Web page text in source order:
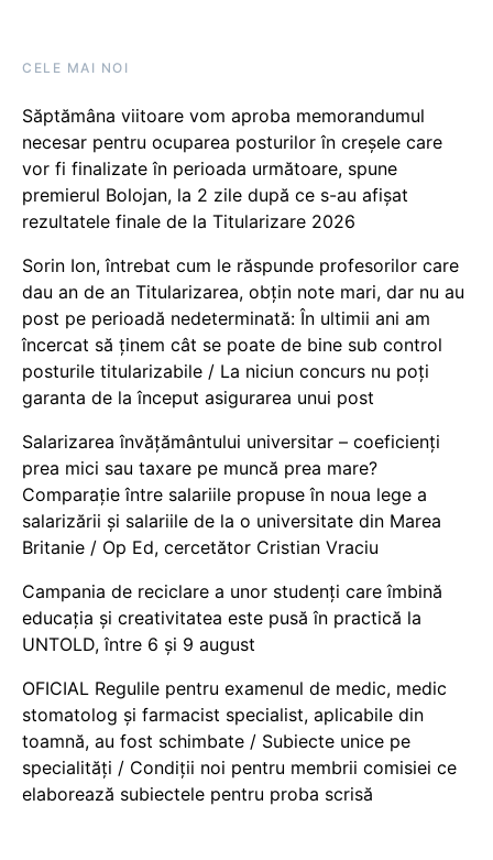
CELE MAI NOI
Săptămâna viitoare vom aproba memorandumul
necesar pentru ocuparea posturilor în creșele care
vor fi finalizate în perioada următoare, spune
premierul Bolojan, la 2 zile după ce s-au afișat
rezultatele finale de la Titularizare 2026
Sorin Ion, întrebat cum le răspunde profesorilor care
dau an de an Titularizarea, obțin note mari, dar nu au
post pe perioadă nedeterminată: În ultimii ani am
încercat să ținem cât se poate de bine sub control
posturile titularizabile / La niciun concurs nu poți
garanta de la început asigurarea unui post
Salarizarea învățământului universitar – coeficienți
prea mici sau taxare pe muncă prea mare?
Comparație între salariile propuse în noua lege a
salarizării și salariile de la o universitate din Marea
Britanie / Op Ed, cercetător Cristian Vraciu
Campania de reciclare a unor studenți care îmbină
educația și creativitatea este pusă în practică la
UNTOLD, între 6 și 9 august
OFICIAL Regulile pentru examenul de medic, medic
stomatolog și farmacist specialist, aplicabile din
toamnă, au fost schimbate / Subiecte unice pe
specialități / Condiții noi pentru membrii comisiei ce
elaborează subiectele pentru proba scrisă